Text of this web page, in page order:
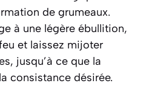
de grumeaux.
à une légère ébullition,
et laissez mijoter
jusqu’à ce que la
consistance désirée.